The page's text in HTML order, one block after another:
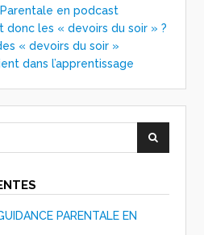
en podcast
donc les « devoirs du soir » ?
« devoirs du soir »
dans l’apprentissage
PARENTALE EN